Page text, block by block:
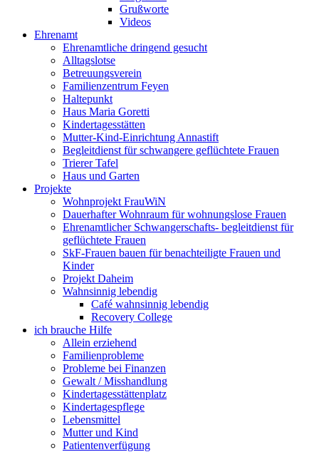
Grußworte
Videos
Ehrenamt
Ehrenamtliche dringend gesucht
Alltagslotse
Betreuungsverein
Familienzentrum Feyen
Haltepunkt
Haus Maria Goretti
Kindertagesstätten
Mutter-Kind-Einrichtung Annastift
Begleitdienst für schwangere geflüchtete Frauen
Trierer Tafel
Haus und Garten
Projekte
Wohnprojekt FrauWiN
Dauerhafter Wohnraum für wohnungslose Frauen
Ehrenamtlicher Schwangerschafts- begleitdienst für
geflüchtete Frauen
SkF-Frauen bauen für benachteiligte Frauen und
Kinder
Projekt Daheim
Wahnsinnig lebendig
Café wahnsinnig lebendig
Recovery College
ich brauche Hilfe
Allein erziehend
Familienprobleme
Probleme bei Finanzen
Gewalt / Misshandlung
Kindertagesstättenplatz
Kindertagespflege
Lebensmittel
Mutter und Kind
Patientenverfügung